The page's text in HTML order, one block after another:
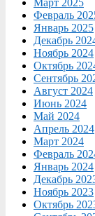
Февраль
Январь 2025
Декабрь
Ноябрь 2024
Октябрь
Сентябрь
Август 2024
Июнь 2024
Май 2024
Апрель 2024
Март 2024
Февраль
Январь 2024
Декабрь
Ноябрь 2023
Октябрь